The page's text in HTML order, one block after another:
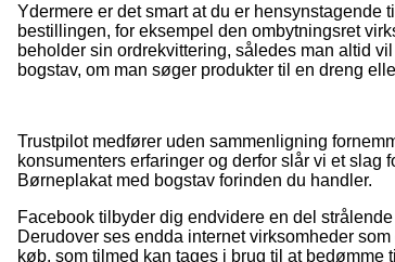
Ydermere er det smart at du er
bestillingen, for eksempel den ombytningsret
beholder sin ordrekvittering, således man altid
bogstav, om man søger produkter til en dreng
Trustpilot medfører uden sammenligning
konsumenters erfaringer og derfor slår vi et slag
Børneplakat med bogstav forinden du handler.
Facebook tilbyder dig endvidere en del
Derudover ses endda internet virksomheder
køb, som tilmed kan tages i brug til at bedømme